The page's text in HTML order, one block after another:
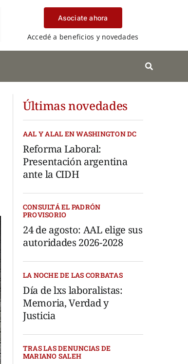
Asociate ahora
Accedé a beneficios y novedades
Últimas novedades
AAL Y ALAL EN WASHINGTON DC
Reforma Laboral:
Presentación argentina
ante la CIDH
CONSULTÁ EL PADRÓN
PROVISORIO
24 de agosto: AAL elige sus
autoridades 2026-2028
LA NOCHE DE LAS CORBATAS
Día de lxs laboralistas:
Memoria, Verdad y
Justicia
TRAS LAS DENUNCIAS DE
MARIANO SALEH